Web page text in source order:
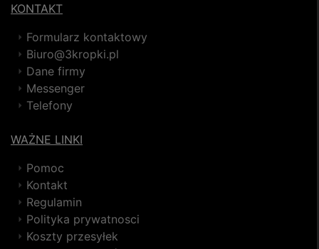
KONTAKT
Formularz kontaktowy
Biuro@3kropki.pl
Dane firmy
Messenger
Telefony
WAŻNE LINKI
Pomoc
Kontakt
Regulamin
Polityka prywatnosci
Koszty przesyłek